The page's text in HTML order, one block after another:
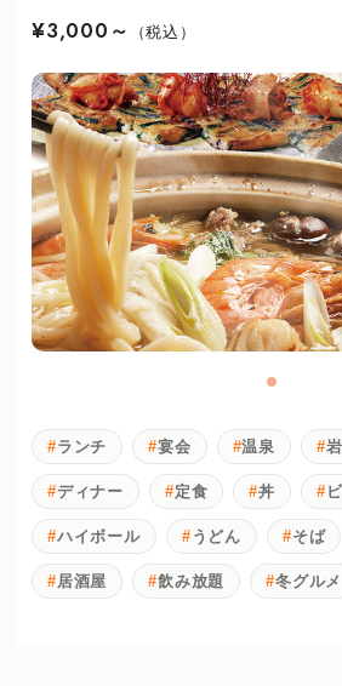
¥3,000～ （税込）
ランチ 宴会 温泉
ディナー 定食 丼
ハイボール うどん そば
居酒屋 飲み放題 冬グルメ